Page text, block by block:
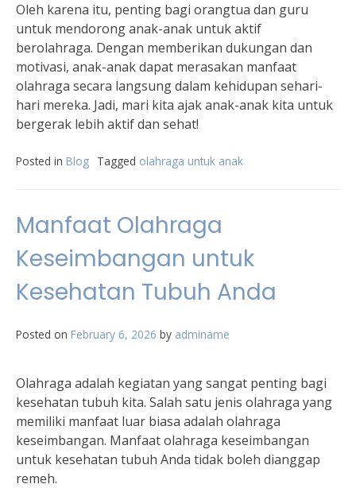
Oleh karena itu, penting bagi orangtua dan guru
untuk mendorong anak-anak untuk aktif
berolahraga. Dengan memberikan dukungan dan
motivasi, anak-anak dapat merasakan manfaat
olahraga secara langsung dalam kehidupan sehari-
hari mereka. Jadi, mari kita ajak anak-anak kita untuk
bergerak lebih aktif dan sehat!
Posted in Blog Tagged olahraga untuk anak
Manfaat Olahraga
Keseimbangan untuk
Kesehatan Tubuh Anda
Posted on February 6, 2026 by adminame
Olahraga adalah kegiatan yang sangat penting bagi
kesehatan tubuh kita. Salah satu jenis olahraga yang
memiliki manfaat luar biasa adalah olahraga
keseimbangan. Manfaat olahraga keseimbangan
untuk kesehatan tubuh Anda tidak boleh dianggap
remeh.